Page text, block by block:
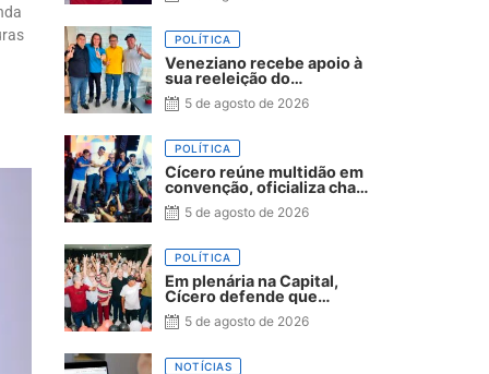
POLÍTICA
Veneziano recebe apoio à
sua reeleição do
presidente da Câmara e
vereadores de São Bento
5 de agosto de 2026
POLÍTICA
Cícero reúne multidão em
convenção, oficializa chapa
com Diogo Cunha Lima,
Veneziano e André
a dar o próximo passo
5 de agosto de 2026
POLÍTICA
Em plenária na Capital,
Cícero defende que
qualidade do serviço
público estadual supere o
5 de agosto de 2026
NOTÍCIAS